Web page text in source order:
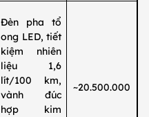
Đèn pha tổ
ong LED, tiết
kiệm nhiên
liệu 1,6
lít/100 km,
vành đúc
hợp kim
~20.500.000